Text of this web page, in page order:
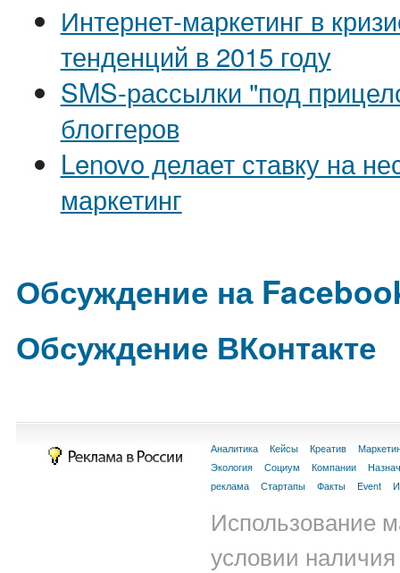
Интернет-маркетинг в
тенденций в 2015 году
SMS-рассылки "под
блоггеров
Lenovo делает ставку на
маркетинг
Обсуждение на
Обсуждение ВКонтакте
Аналитика Кейсы Креатив
Экология
Социум Компании
реклама
Стартапы Факты Event
Использование
условии